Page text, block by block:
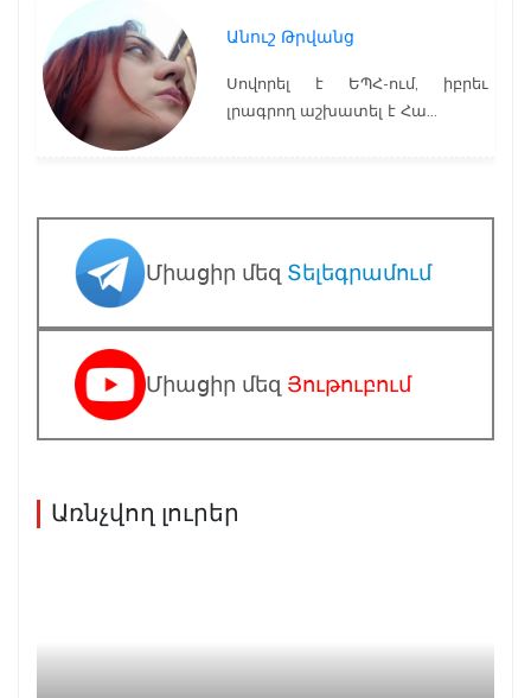
Անուշ Թրվանց
Սովորել է ԵՊՀ-ում, իբրեւ
լրագրող աշխատել է Հա...
Միացիր մեզ Տելեգրամում
Միացիր մեզ Յութուբում
Առնչվող լուրեր